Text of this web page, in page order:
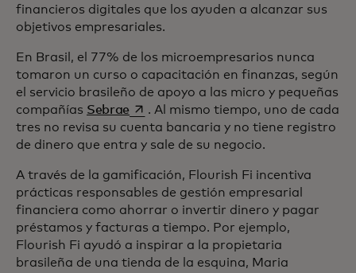
financieros digitales que los ayuden a alcanzar sus
objetivos empresariales.
En Brasil, el 77% de los microempresarios nunca
tomaron un curso o capacitación en finanzas, según
el servicio brasileño de apoyo a las micro y pequeñas
compañías Sebrae se abre en una pestaña nueva
. Al mismo tiempo, uno de cada
tres no revisa su cuenta bancaria y no tiene registro
de dinero que entra y sale de su negocio.
A través de la gamificación, Flourish Fi incentiva
prácticas responsables de gestión empresarial
financiera como ahorrar o invertir dinero y pagar
préstamos y facturas a tiempo. Por ejemplo,
Flourish Fi ayudó a inspirar a la propietaria
brasileña de una tienda de la esquina, Maria